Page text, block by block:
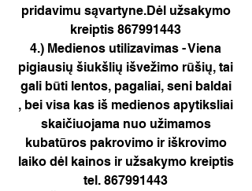
pridavimu sąvartyne.Dėl užsakymo
kreiptis 867991443
4.) Medienos utilizavimas - Viena
pigiausių šiukšlių išvežimo rūšių, tai
gali būti lentos, pagaliai, seni baldai
, bei visa kas iš medienos apytiksliai
skaičiuojama nuo užimamos
kubatūros pakrovimo ir iškrovimo
laiko dėl kainos ir užsakymo kreiptis
tel. 867991443